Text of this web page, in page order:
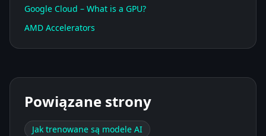
Google Cloud – What is a GPU?
AMD Accelerators
Powiązane strony
Jak trenowane są modele AI